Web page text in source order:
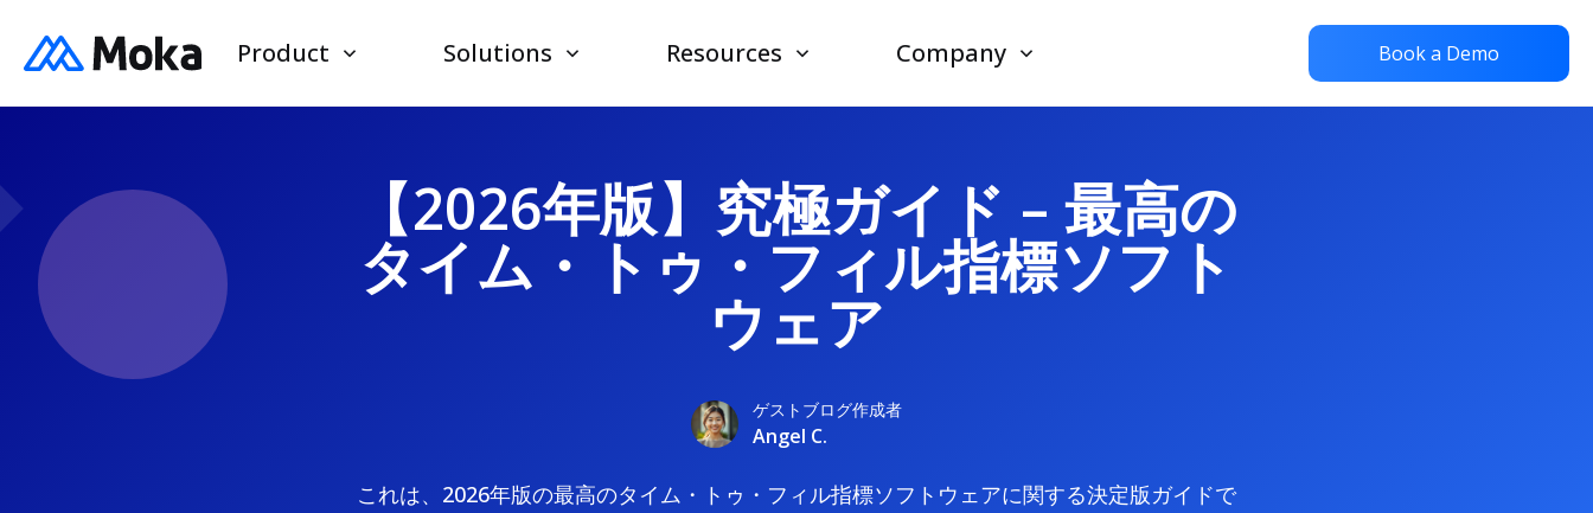
Product Solutions Resources Company Book a Demo
【2026年版】究極ガイド – 最高の
タイム・トゥ・フィル指標ソフト
ウェア
ゲストブログ作成者
Angel C.
これは、2026年版の最高のタイム・トゥ・フィル指標ソフトウェアに関する決定版ガイドで